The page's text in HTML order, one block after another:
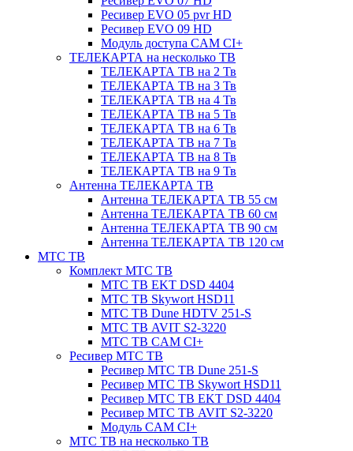
Ресивер EVO 05 pvr HD
Ресивер EVO 09 HD
Модуль доступа CAM CI+
ТЕЛЕКАРТА на несколько ТВ
ТЕЛЕКАРТА ТВ на 2 Тв
ТЕЛЕКАРТА ТВ на 3 Тв
ТЕЛЕКАРТА ТВ на 4 Тв
ТЕЛЕКАРТА ТВ на 5 Тв
ТЕЛЕКАРТА ТВ на 6 Тв
ТЕЛЕКАРТА ТВ на 7 Тв
ТЕЛЕКАРТА ТВ на 8 Тв
ТЕЛЕКАРТА ТВ на 9 Тв
Антенна ТЕЛЕКАРТА ТВ
Антенна ТЕЛЕКАРТА ТВ 55 см
Антенна ТЕЛЕКАРТА ТВ 60 см
Антенна ТЕЛЕКАРТА ТВ 90 см
Антенна ТЕЛЕКАРТА ТВ 120 см
МТС ТВ
Комплект МТС ТВ
МТС ТВ EKT DSD 4404
МТС ТВ Skywort HSD11
МТС ТВ Dune HDTV 251-S
МТС ТВ AVIT S2-3220
МТС ТВ CAM CI+
Ресивер МТС ТВ
Ресивер МТС ТВ Dune 251-S
Ресивер МТС ТВ Skywort HSD11
Ресивер МТС ТВ EKT DSD 4404
Ресивер МТС ТВ AVIT S2-3220
Модуль CAM CI+
МТС ТВ на несколько ТВ